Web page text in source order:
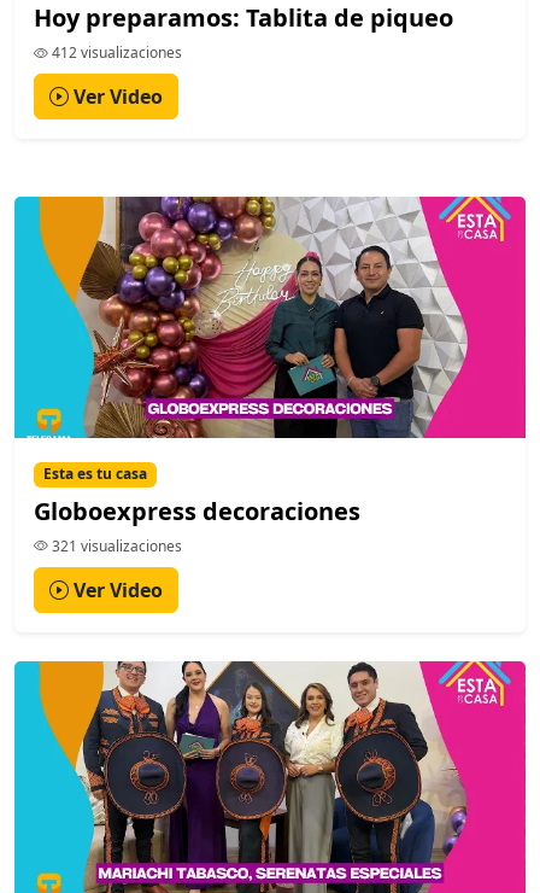
Hoy preparamos: Tablita de piqueo
412 visualizaciones
Ver Video
Esta es tu casa
Globoexpress decoraciones
321 visualizaciones
Ver Video